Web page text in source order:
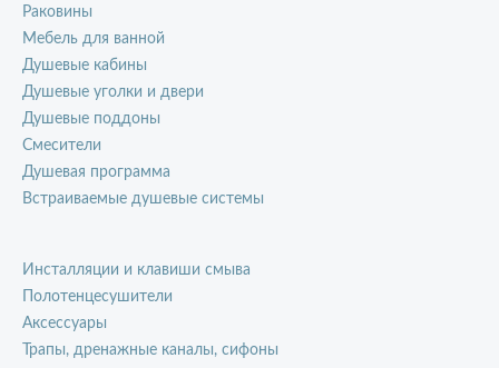
Раковины
Мебель для ванной
Душевые кабины
Душевые уголки и двери
Душевые поддоны
Смесители
Душевая программа
Встраиваемые душевые системы
Инсталляции и клавиши смыва
Полотенцесушители
Аксессуары
Трапы, дренажные каналы, сифоны